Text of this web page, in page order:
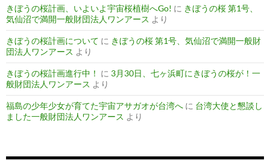
きぼうの桜計画、いよいよ宇宙桜植樹へGo! に きぼうの桜 第1号、
気仙沼で満開一般財団法人ワンアース より
きぼうの桜計画について に きぼうの桜 第1号、気仙沼で満開一般財
団法人ワンアース より
きぼうの桜計画進行中！ に 3月30日、七ヶ浜町にきぼうの桜が！一
般財団法人ワンアース より
福島の少年少女が育てた宇宙アサガオが台湾へ に 台湾大使と懇談し
ました一般財団法人ワンアース より